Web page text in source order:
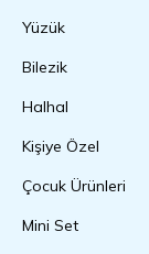
Yüzük
Bilezik
Halhal
Kişiye Özel
Çocuk Ürünleri
Mini Set